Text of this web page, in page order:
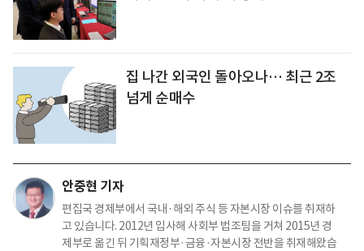
집 나간 외국인 돌아오나… 최근 2조
넘게 순매수
안중현 기자
편집국 경제부에서 국내·해외 주식 등 자본시장 이슈를 취재하
고 있습니다. 2012년 입사해 사회부 법조팀을 거쳐 2015년 경
제부로 옮긴 뒤 기획재정부·금융·자본시장 전반을 취재해왔습